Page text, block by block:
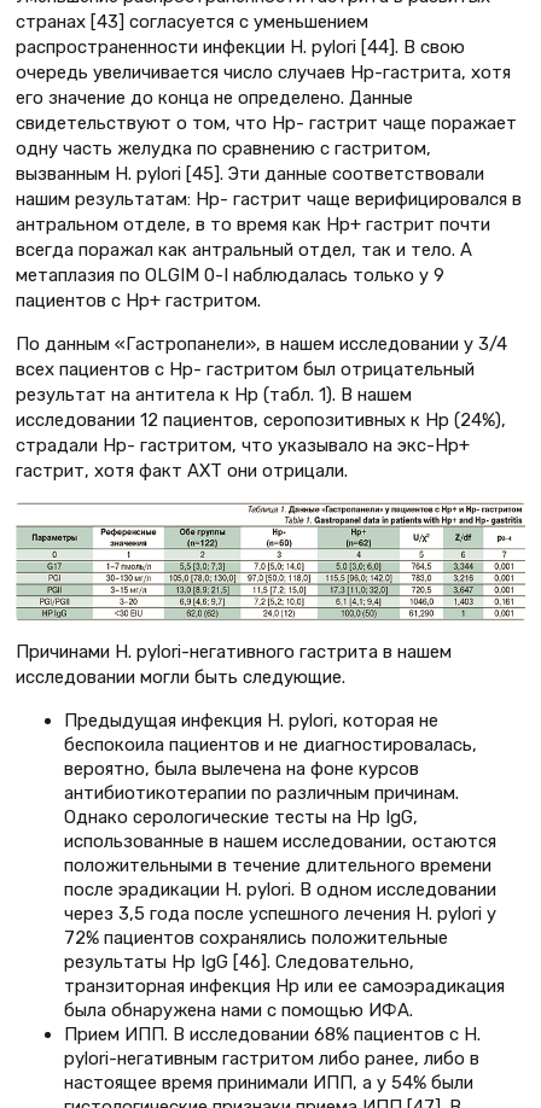
странах [43] согласуется с уменьшением
распространенности инфекции H. pylori [44]. В свою
очередь увеличивается число случаев Нр-гастрита, хотя
его значение до конца не определено. Данные
свидетельствуют о том, что Нр- гастрит чаще поражает
одну часть желудка по сравнению с гастритом,
вызванным H. pylori [45]. Эти данные соответствовали
нашим результатам: Нр- гастрит чаще верифицировался в
антральном отделе, в то время как Нр+ гастрит почти
всегда поражал как антральный отдел, так и тело. А
метаплазия по OLGIM 0-I наблюдалась только у 9
пациентов с Нр+ гастритом.
По данным «Гастропанели», в нашем исследовании у 3/4
всех пациентов с Нр- гастритом был отрицательный
результат на антитела к Нр (табл. 1). В нашем
исследовании 12 пациентов, серопозитивных к Hp (24%),
страдали Нр- гастритом, что указывало на экс-Нр+
гастрит, хотя факт АХТ они отрицали.
Причинами H. pylori-негативного гастрита в нашем
исследовании могли быть следующие.
Предыдущая инфекция H. pylori, которая не
беспокоила пациентов и не диагностировалась,
вероятно, была вылечена на фоне курсов
антибиотикотерапии по различным причинам.
Однако серологические тесты на Нр IgG,
использованные в нашем исследовании, остаются
положительными в течение длительного времени
после эрадикации H. pylori. В одном исследовании
через 3,5 года после успешного лечения H. pylori у
72% пациентов сохранялись положительные
результаты Нр IgG [46]. Следовательно,
транзиторная инфекция Нр или ее самоэрадикация
была обнаружена нами с помощью ИФА.
Прием ИПП. В исследовании 68% пациентов с H.
pylori-негативным гастритом либо ранее, либо в
настоящее время принимали ИПП, а у 54% были